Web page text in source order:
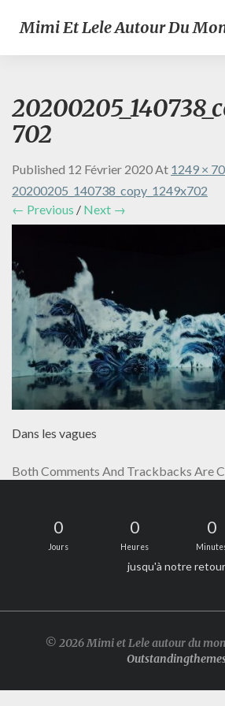
Mimi Et Lele Autour Du
702
Published 12 Février 2020At 1249 ×
20200205_140738_copy_1249x702
← Previous / Next →
Dans les vagues
Both Comments And Trackbacks Are
0
Jours
0
Heures
0
jusqu'à notre retour
© 2026 Mimi et Lele autour du